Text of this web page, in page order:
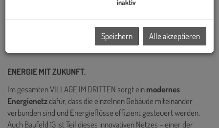
Donaukanal. Auch das VILLAGE IM DRITTEN reiht sich in diese
ENERGIE MIT ZUKUNFT.
Im gesamten VILLAGE IM DRITTEN sorgt einmodernes
Energienetzdafür, dass die einzelnen Gebäude miteinander
verbunden sind und Energieflüsse effizient gesteuert werden.
Auch Baufeld 13 ist Teil dieses innovativen Netzes – einer der
inaktiv
Speichern Alle akzeptieren